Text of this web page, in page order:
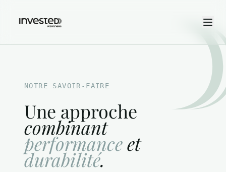
Approche
Track Record
Équipe
NOTRE SAVOIR-FAIRE
Une approche
combinant
performanceet
durabilité.